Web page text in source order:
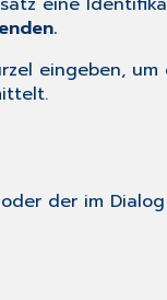
eingeben,
der im Dialog